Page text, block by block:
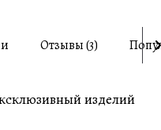
Отзывы (3)
изделий